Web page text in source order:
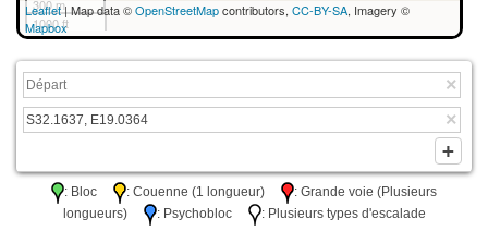
300 m
1000 ft
Leaflet| Map data ©OpenStreetMapcontributors, CC-BY-SA, Imagery ©
Mapbox
: Bloc : Couenne (1 longueur)
: Grande voie (Plusieurs
longueurs)
: Psychobloc : Plusieurs types d'escalade